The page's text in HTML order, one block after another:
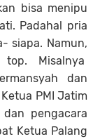
bisa menipu
Padahal pria
siapa. Namun,
Misalnya
dan
PMI Jatim
pengacara
Ketua Palang